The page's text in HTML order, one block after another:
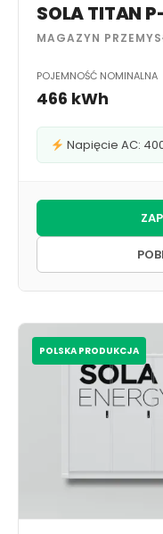
SOLA TITAN
MAGAZYN
POJEMNOŚĆ NOMINALNA
466 kWh
Napięcie AC:
POLSKA PRODUKCJA